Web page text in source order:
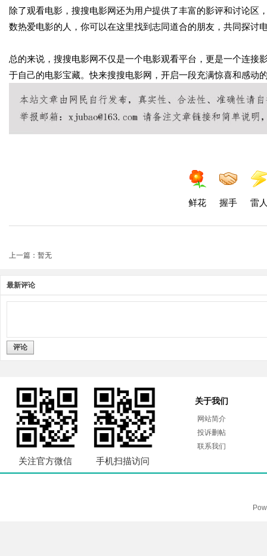
除了观看电影，搜搜电影网还为用户提供了丰富的影评和讨论
数热爱电影的人，你可以在这里找到志同道合的朋友，共同探讨
总的来说，搜搜电影网不仅是一个电影观看平台，更是一个连
于自己的电影宝藏。快来搜搜电影网，开启一段充满惊喜和感动
鲜花 握手 雷
上一篇：暂无
最新评论
评论
关注官方微信 手机扫描访问
关于我们
网站简介
投诉删帖
联系我们